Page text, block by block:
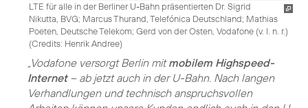
LTE für alle in der Berliner U-Bahn präsentierten Dr. Sigrid
Nikutta, BVG; Marcus Thurand, Telefónica Deutschland; Mathias
Poeten, Deutsche Telekom; Gerd von der Osten, Vodafone (v. l. n. r.)
(Credits: Henrik Andree)
„Vodafone versorgt Berlin mitmobilem Highspeed-
Internet– ab jetzt auch in der U-Bahn. Nach langen
Verhandlungen und technisch anspruchsvollen